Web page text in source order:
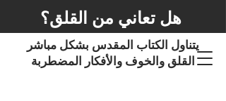
هل تعاني من القلق؟
يتناول الكتاب المقدس بشكل مباشر
القلق والخوف والأفكار المضطربة